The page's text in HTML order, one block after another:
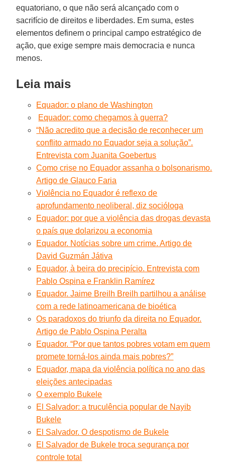
equatoriano, o que não será alcançado com o
sacrifício de direitos e liberdades. Em suma, estes
elementos definem o principal campo estratégico de
ação, que exige sempre mais democracia e nunca
menos.
Leia mais
Equador: o plano de Washington
Equador: como chegamos à guerra?
“Não acredito que a decisão de reconhecer um
conflito armado no Equador seja a solução”.
Entrevista com Juanita Goebertus
Como crise no Equador assanha o bolsonarismo.
Artigo de Glauco Faria
Violência no Equador é reflexo de
aprofundamento neoliberal, diz socióloga
Equador: por que a violência das drogas devasta
o país que dolarizou a economia
Equador. Notícias sobre um crime. Artigo de
David Guzmán Játiva
Equador, à beira do precipício. Entrevista com
Pablo Ospina e Franklin Ramírez
Equador. Jaime Breilh Breilh partilhou a análise
com a rede latinoamericana de bioética
Os paradoxos do triunfo da direita no Equador.
Artigo de Pablo Ospina Peralta
Equador. “Por que tantos pobres votam em quem
promete torná-los ainda mais pobres?”
Equador, mapa da violência política no ano das
eleições antecipadas
O exemplo Bukele
El Salvador: a truculência popular de Nayib
Bukele
El Salvador. O despotismo de Bukele
El Salvador de Bukele troca segurança por
controle total